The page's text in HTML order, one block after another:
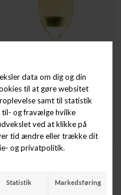
DKK 45,00 DKK 27,00